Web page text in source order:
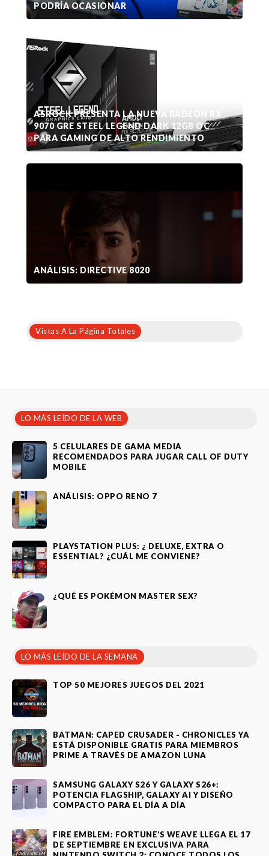
PODRÍA OCASIONAR
ASROCK PRESENTA LA NUEVA RADEON RX
9070 GRE STEEL LEGEND DARK 12GB OC
PARA GAMING DE ALTO RENDIMIENTO
ANÁLISIS: DIRECTIVE 8020
Vistas A La Página Totales
LO MÁS LEÍDO DE LA WEB
5 CELULARES DE GAMA MEDIA
RECOMENDADOS PARA JUGAR CALL OF DUTY
MOBILE
ANÁLISIS: OPPO RENO 7
PLAYSTATION PLUS: ¿ DELUXE, EXTRA O
ESSENTIAL? ¿CUÁL ME CONVIENE?
¿QUÉ ES POKÉMON MASTER SEX?
LO MÁS LEÍDO DE LA SEMANA
TOP 50 MEJORES JUEGOS DEL 2021
BATMAN: CAPED CRUSADER - CHRONICLES YA
ESTÁ DISPONIBLE GRATIS PARA MIEMBROS
PRIME A TRAVÉS DE AMAZON LUNA
SAMSUNG GALAXY S26 Y GALAXY S26+:
POTENCIA FLAGSHIP, GALAXY AI Y DISEÑO
COMPACTO PARA EL DÍA A DÍA
FIRE EMBLEM: FORTUNE’S WEAVE LLEGA EL 17
DE SEPTIEMBRE EN EXCLUSIVA PARA